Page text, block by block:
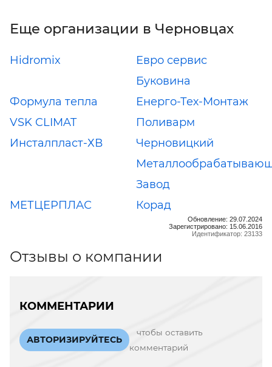
Еще организации в Черновцах
Hidromix
Евро сервис
Буковина
Формула тепла
Енерго-Тех-Монтаж
VSK CLIMAT
Поливарм
Инсталпласт-ХВ
Черновицкий
Завод
МЕТЦЕРПЛАС
Корад
Обновление: 29.07.2024
Зарегистрировано: 15.06.2016
Идентификатор: 23133
Отзывы о компании
КОММЕНТАРИИ
АВТОРИЗИРУЙТЕСЬ
чтобы оставить
комментарий